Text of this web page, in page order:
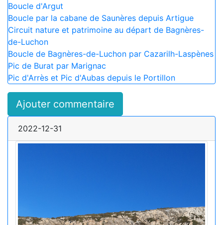
Boucle d'Argut
Boucle par la cabane de Saunères depuis Artigue
Circuit nature et patrimoine au départ de Bagnères-
de-Luchon
Boucle de Bagnères-de-Luchon par Cazarilh-Laspènes
Pic de Burat par Marignac
Pic d'Arrès et Pic d'Aubas depuis le Portillon
Ajouter commentaire
2022-12-31